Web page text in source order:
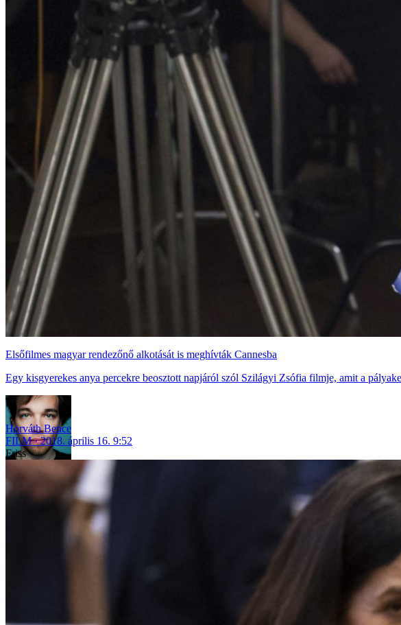
Elsőfilmes magyar rendezőnő alkotását is meghívták Cannesba
Egy kisgyerekes anya percekre beosztott napjáról szól Szilágyi Zsófia filmje, amit a
Horváth Bence
FILM
2018. április 16. 9:52
Friss